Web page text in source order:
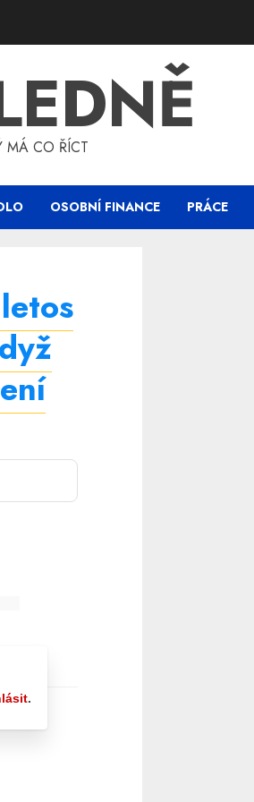
MÁ CO ŘÍCT
OSOBNÍ FINANCE PRÁCE